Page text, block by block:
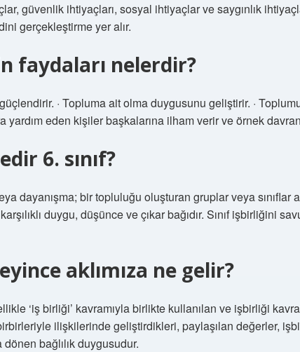
güvenlik ihtiyaçları, sosyal ihtiyaçlar ve saygınlık
gerçekleştirme yer alır.
faydaları nelerdir?
· Topluma ait olma duygusunu geliştirir. ·
yardım eden kişiler başkalarına ilham verir ve örnek
6. sınıf?
dayanışma; bir topluluğu oluşturan gruplar veya sınıflar
duygu, düşünce ve çıkar bağıdır. Sınıf işbirliğini
aklımıza ne gelir?
‘iş birliği’ kavramıyla birlikte kullanılan ve işbirliği
ilişkilerinde geliştirdikleri, paylaşılan değerler,
bağlılık duygusudur.